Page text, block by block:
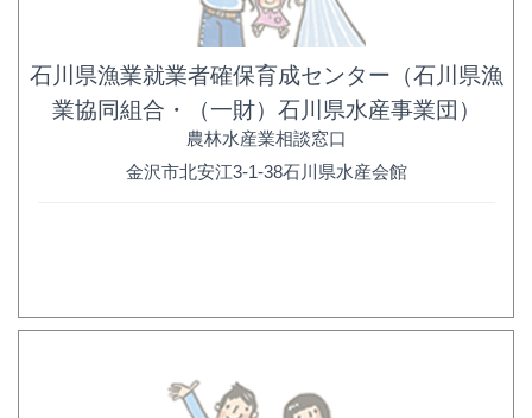
石川県漁業就業者確保育成センター（石川県漁
業協同組合・（一財）石川県水産事業団）
農林水産業相談窓口
金沢市北安江3-1-38石川県水産会館